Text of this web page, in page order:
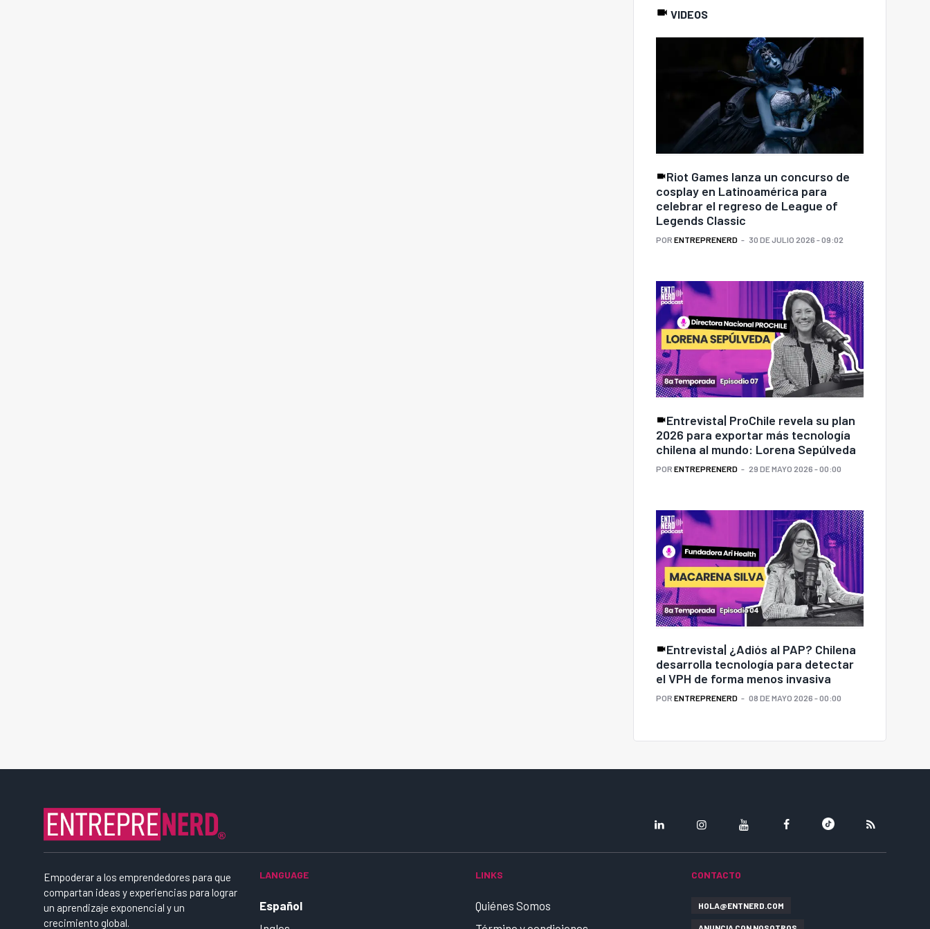
VIDEOS
Riot Games lanza un concurso de
cosplay en Latinoamérica para
celebrar el regreso de League of
Legends Classic
POR ENTREPRENERD 30 DE JULIO 2026 - 09:02
Entrevista| ProChile revela su plan
2026 para exportar más tecnología
chilena al mundo: Lorena Sepúlveda
POR ENTREPRENERD 29 DE MAYO 2026 - 00:00
Entrevista| ¿Adiós al PAP? Chilena
desarrolla tecnología para detectar
el VPH de forma menos invasiva
POR ENTREPRENERD 08 DE MAYO 2026 - 00:00
Empoderar a los emprendedores para que
compartan ideas y experiencias para lograr
un aprendizaje exponencial y un
crecimiento global.
LANGUAGE
Español
LINKS
Quiénes Somos
CONTACTO
HOLA@ENTNERD.COM